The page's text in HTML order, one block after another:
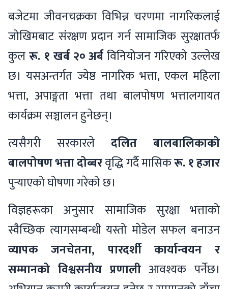
बजेटमा जीवनचक्रका विभिन्न चरणमा नागरिकलाई
जोखिमबाट संरक्षण प्रदान गर्न सामाजिक सुरक्षातर्फ
कुलरू. १ खर्ब २० अर्बविनियोजन गरिएको उल्लेख
छ। यसअन्तर्गत ज्येष्ठ नागरिक भत्ता, एकल महिला
भत्ता, अपाङ्गता भत्ता तथा बालपोषण भत्तालगायत
कार्यक्रम सञ्चालन हुनेछन्।
त्यसैगरी सरकारले दलित बालबालिकाको
बालपोषण भत्ता दोब्बरवृद्धि गर्दै मासिकरू. १ हजार
पुर्‍याएको घोषणा गरेको छ।
विज्ञहरूका अनुसार सामाजिक सुरक्षा भत्ताको
स्वैच्छिक त्यागसम्बन्धी यस्तो मोडेल सफल बनाउन
व्यापक जनचेतना, पारदर्शी कार्यान्वयन र
सम्मानको विश्वसनीय प्रणालीआवश्यक पर्नेछ।